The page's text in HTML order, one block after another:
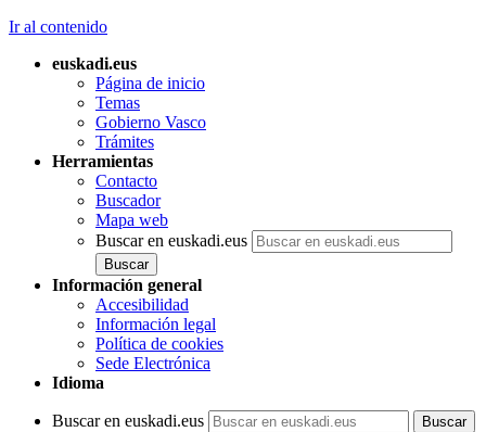
Ir al contenido
euskadi.eus
Página de inicio
Temas
Gobierno Vasco
Trámites
Herramientas
Contacto
Buscador
Mapa web
Buscar en euskadi.eus
Información general
Accesibilidad
Información legal
Política de cookies
Sede Electrónica
Idioma
Buscar en euskadi.eus